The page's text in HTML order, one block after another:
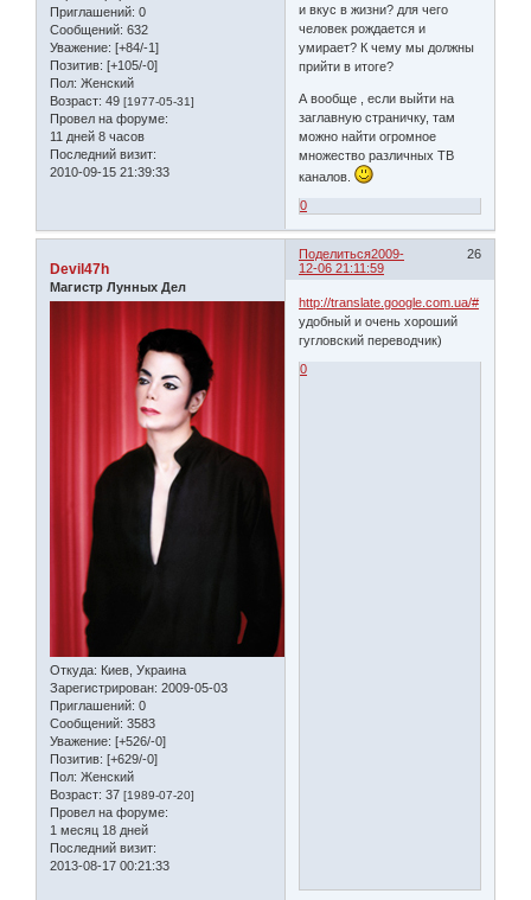
Приглашений: 0
Сообщений: 632
Уважение: [+84/-1]
Позитив: [+105/-0]
Пол: Женский
Возраст: 49 [1977-05-31]
Провел на форуме:
11 дней 8 часов
Последний визит:
2010-09-15 21:39:33
и вкус в жизни? для чего
человек рождается и
умирает? К чему мы должны
прийти в итоге?
А вообще , если выйти на
заглавную страничку, там
можно найти огромное
множество различных ТВ
каналов.
0
Поделиться 26
2009-
12-06 21:11:59
Devil47h
Магистр Лунных Дел
Откуда: Киев, Украина
Зарегистрирован: 2009-05-03
Приглашений: 0
Сообщений: 3583
Уважение: [+526/-0]
Позитив: [+629/-0]
Пол: Женский
Возраст: 37 [1989-07-20]
Провел на форуме:
1 месяц 18 дней
Последний визит:
2013-08-17 00:21:33
http://translate.google.com.ua/#
удобный и очень хороший
гугловский переводчик)
0